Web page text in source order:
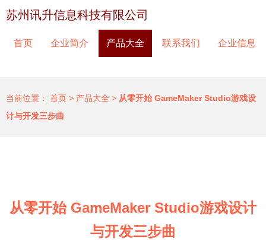
苏州讯升信息科技有限公司
首页 企业简介 产品大全 联系我们 企业信息
当前位置： 首页 > 产品大全 > 从零开始 GameMaker Studio游戏设
计与开发三步曲
从零开始 GameMaker Studio游戏设计
与开发三步曲